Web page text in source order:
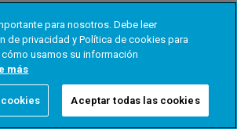
para nosotros. Debe leer
de privacidad y Política de cookies para
usamos su información
más
Aceptar todas las cookies